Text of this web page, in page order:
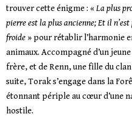
trouver cette énigme : «La plus
pierre est la plus ancienne; Et il
froide » pour rétablir l’harmonie
animaux. Accompagné d’un
frère, et de Renn, une fille du
suite, Torak s’engage dans la
étonnant périple au cœur d’une
hostile.